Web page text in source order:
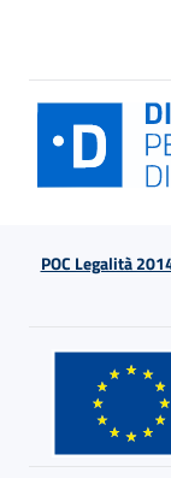
POC Legalità